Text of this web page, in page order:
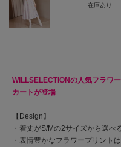
在庫あり
WILLSELECTIONの人気フラワ
カートが登場
【Design】
・着丈がS/Mの2サイズから選べ
・表情豊かなフラワープリント